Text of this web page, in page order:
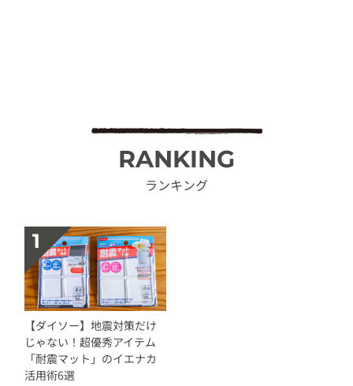
RANKING
ランキング
【ダイソー】地震対策だけ
じゃない！超優秀アイテム
「耐震マット」のイエナカ
活用術6選